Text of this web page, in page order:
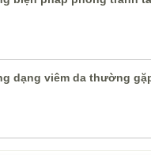
dạng viêm da thường